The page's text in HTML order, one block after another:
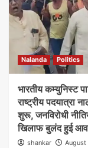
Nalanda Politics
भारतीय कम्युनिस्ट
राष्ट्रीय पदयात्रा
शुरू, जनविरोधी
खिलाफ बुलंद हुई
shankar